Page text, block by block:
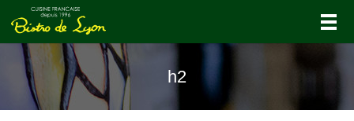
メ
h2